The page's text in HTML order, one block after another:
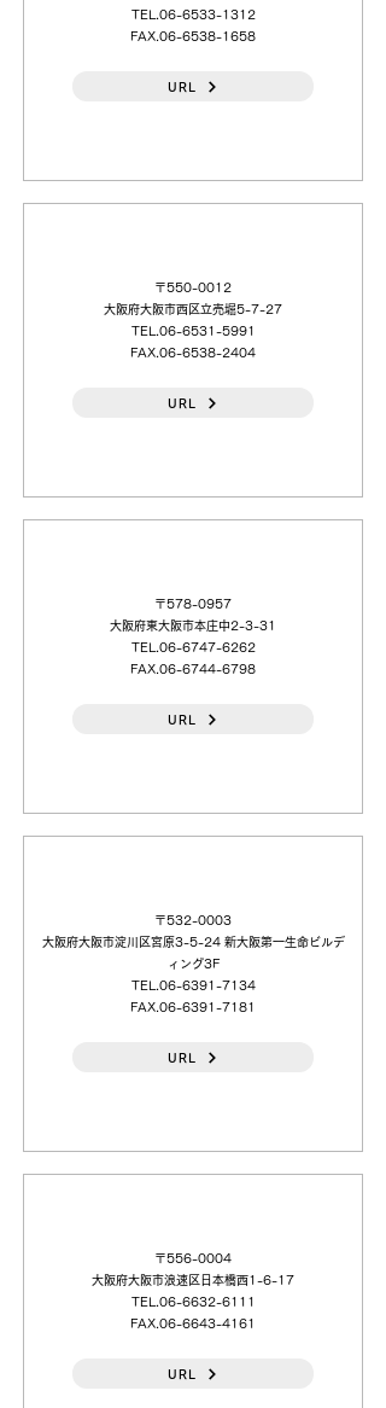
TEL.06-6533-1312
FAX.06-6538-1658
URL
〒550-0012
大阪府大阪市西区立売堀5-7-27
TEL.06-6531-5991
FAX.06-6538-2404
URL
〒578-0957
大阪府東大阪市本庄中2-3-31
TEL.06-6747-6262
FAX.06-6744-6798
URL
〒532-0003
大阪府大阪市淀川区宮原3-5-24 新大阪第一生命ビルデ
ィング3F
TEL.06-6391-7134
FAX.06-6391-7181
URL
〒556-0004
大阪府大阪市浪速区日本橋西1-6-17
TEL.06-6632-6111
FAX.06-6643-4161
URL